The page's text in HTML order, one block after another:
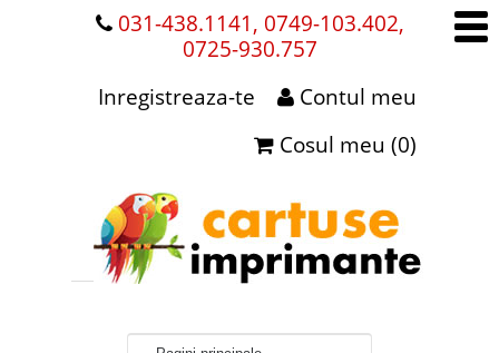
031-438.1141, 0749-103.402,
0725-930.757
Contul meu
Inregistreaza-te
Cosul meu (0)